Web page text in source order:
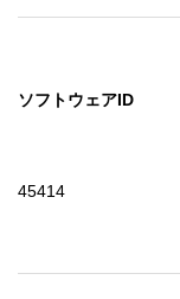
ソフトウェアID
45414